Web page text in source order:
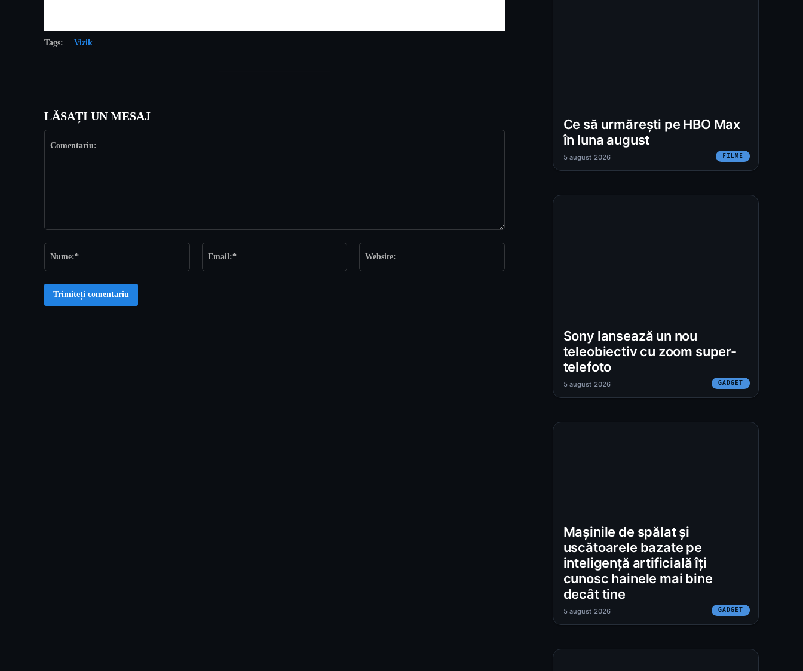
Tags: Vizik
LĂSAȚI UN MESAJ
Ce să urmărești pe HBO Max
în luna august
FILME
5 august 2026
Sony lansează un nou
teleobiectiv cu zoom super-
telefoto
GADGET
5 august 2026
Mașinile de spălat și
uscătoarele bazate pe
inteligență artificială îți
cunosc hainele mai bine
decât tine
GADGET
5 august 2026